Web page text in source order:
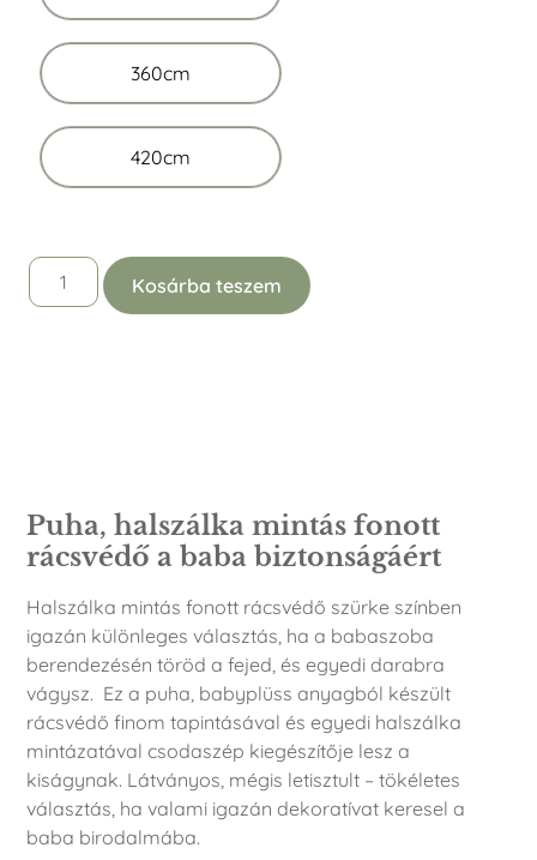
360cm
420cm
Kosárba teszem
Puha, halszálka mintás fonott
rácsvédő a baba biztonságáért
Halszálka mintás fonott rácsvédő szürke színben
igazán különleges választás, ha a babaszoba
berendezésén töröd a fejed, és egyedi darabra
vágysz. Ez a puha, babyplüss anyagból készült
rácsvédő finom tapintásával és egyedi halszálka
mintázatával csodaszép kiegészítője lesz a
kiságynak. Látványos, mégis letisztult – tökéletes
választás, ha valami igazán dekoratívat keresel a
baba birodalmába.